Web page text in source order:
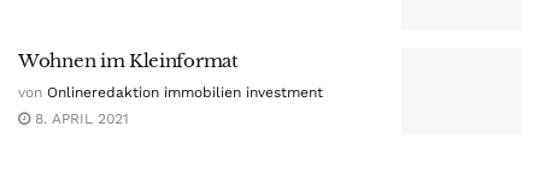
Wohnen im Kleinformat
von Onlineredaktion immobilien investment
8. APRIL 2021